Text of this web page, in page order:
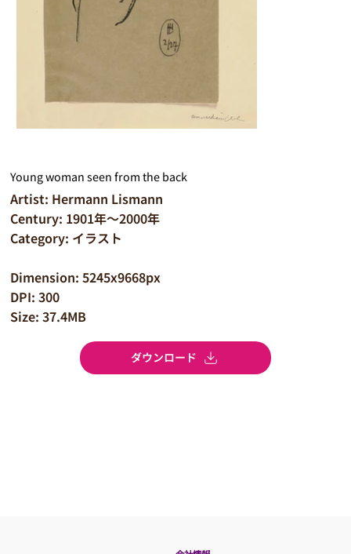
Young woman seen from the back
Artist: Hermann Lismann
Century: 1901年～2000年
Category: イラスト
Dimension: 5245x9668px
DPI: 300
Size: 37.4MB
ダウンロード